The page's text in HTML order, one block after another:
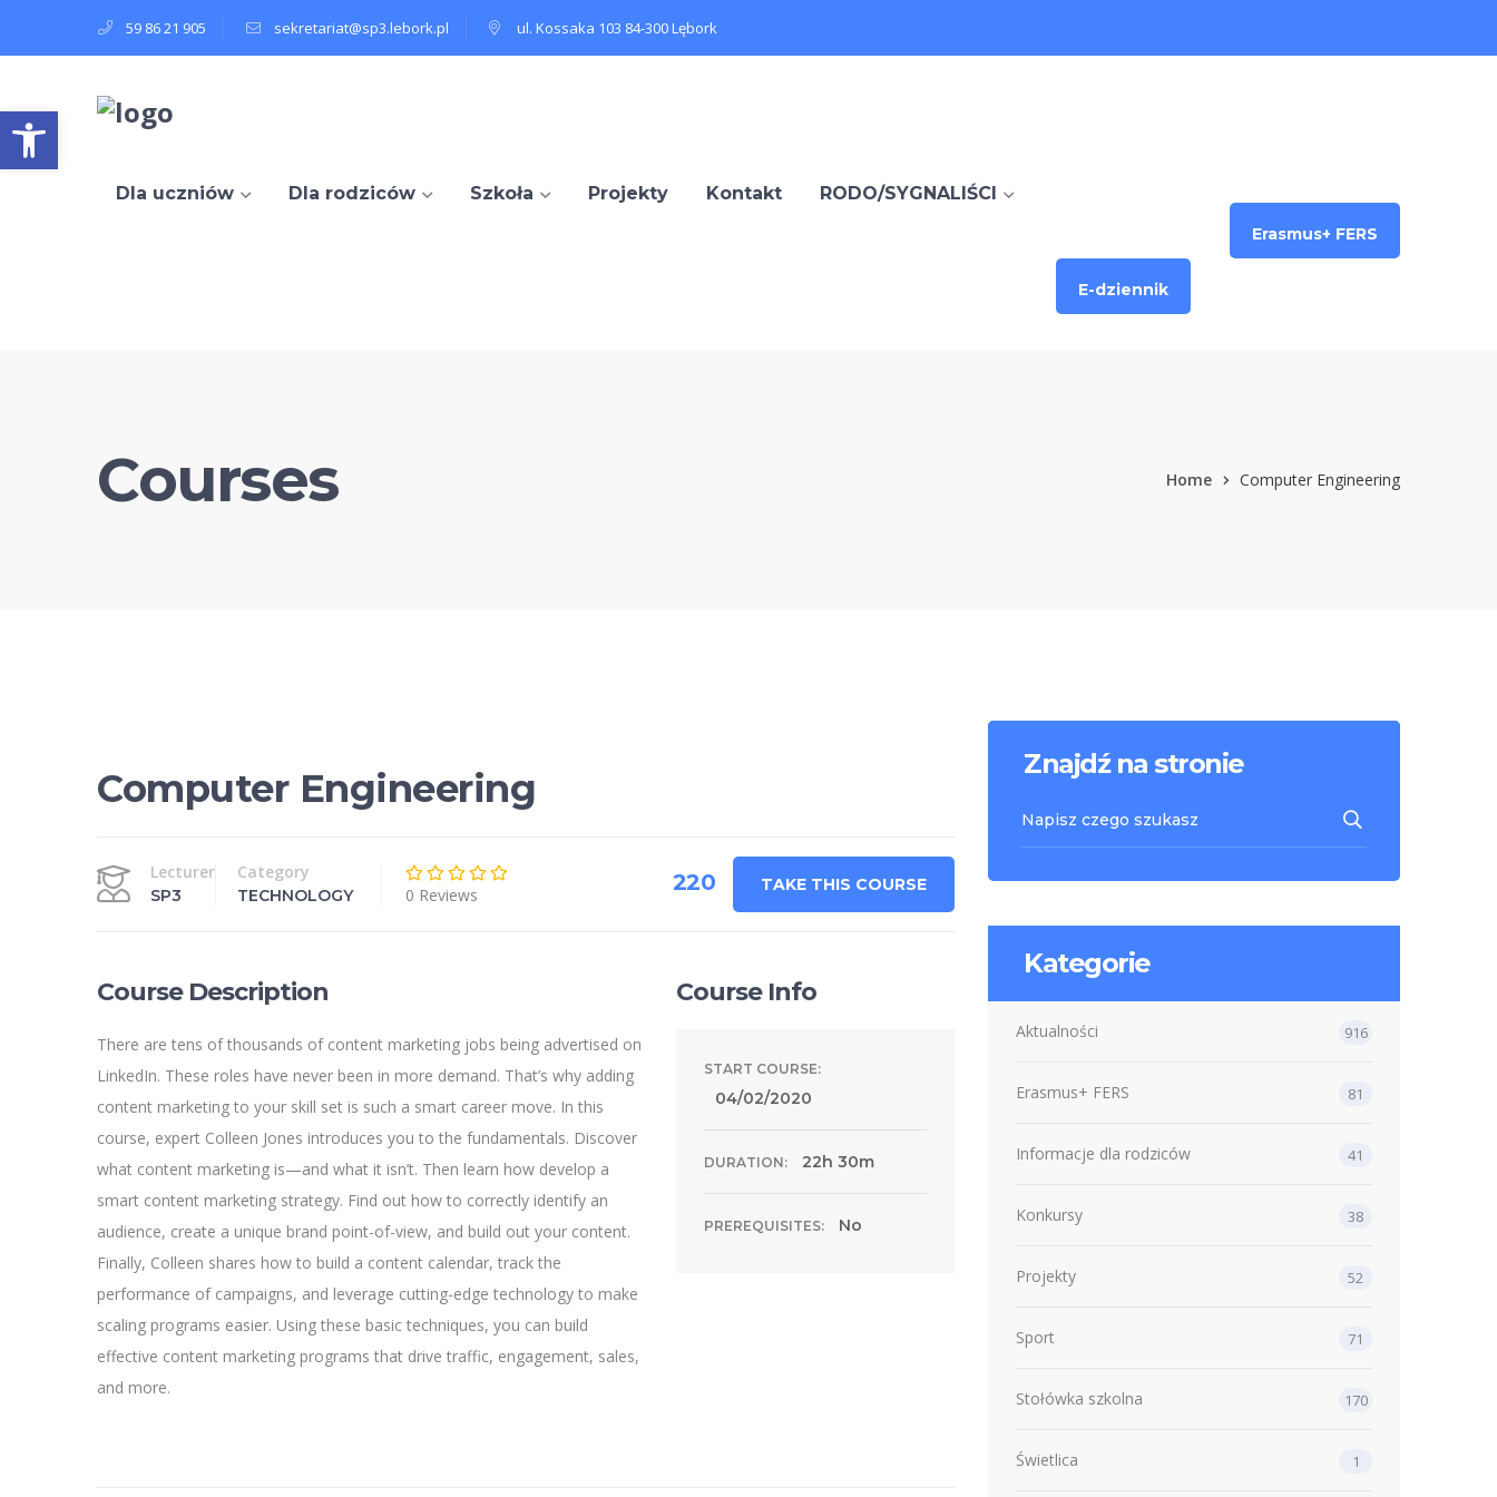
Open toolbar
59 86 21 905 sekretariat@sp3.lebork.pl ul. Kossaka 103 84-300 Lębork
Dla uczniów Dla rodziców Szkoła Projekty
Erasmus+ FERS
Kontakt RODO/SYGNALIŚCI
E-dziennik
Courses Home Computer Engineering
Computer Engineering
Lecturer
SP3
Category
TECHNOLOGY 0 Reviews 220 TAKE THIS COURSE
Course Description
There are tens of thousands of content marketing jobs being advertised on
LinkedIn. These roles have never been in more demand. That’s why adding
content marketing to your skill set is such a smart career move. In this
course, expert Colleen Jones introduces you to the fundamentals. Discover
what content marketing is—and what it isn’t. Then learn how develop a
smart content marketing strategy. Find out how to correctly identify an
audience, create a unique brand point-of-view, and build out your content.
Finally, Colleen shares how to build a content calendar, track the
performance of campaigns, and leverage cutting-edge technology to make
scaling programs easier. Using these basic techniques, you can build
effective content marketing programs that drive traffic, engagement, sales,
and more.
Course Info
START COURSE:
04/02/2020
DURATION: 22h 30m
PREREQUISITES: No
Znajdź na stronie
Kategorie
Aktualności 916
Erasmus+ FERS 81
Informacje dla rodziców 41
Konkursy 38
Projekty 52
Sport 71
Stołówka szkolna 170
Świetlica 1